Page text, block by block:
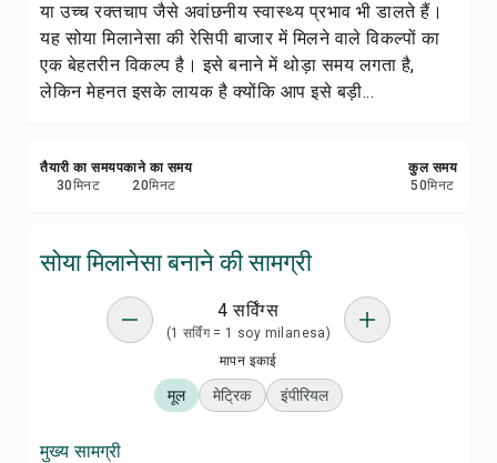
रिपोर्ट करें
या उच्च रक्तचाप जैसे अवांछनीय स्वास्थ्य प्रभाव भी डालते हैं।
यह सोया मिलानेसा की रेसिपी बाजार में मिलने वाले विकल्पों का
एक बेहतरीन विकल्प है। इसे बनाने में थोड़ा समय लगता है,
लेकिन मेहनत इसके लायक है क्योंकि आप इसे बड़ी...
तैयारी का समय
30मिनट
पकाने का समय
20मिनट
कुल समय
50मिनट
सोया मिलानेसा बनाने की सामग्री
4 सर्विंग्स
(1 सर्विंग = 1 soy milanesa)
मापन इकाई
मूल मेट्रिक इंपीरियल
मुख्य सामग्री